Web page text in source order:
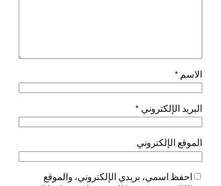
الاسم*
البريد الإلكتروني *
الموقع الإلكتروني
احفظ اسمي، بريدي الإلكتروني، والموقع